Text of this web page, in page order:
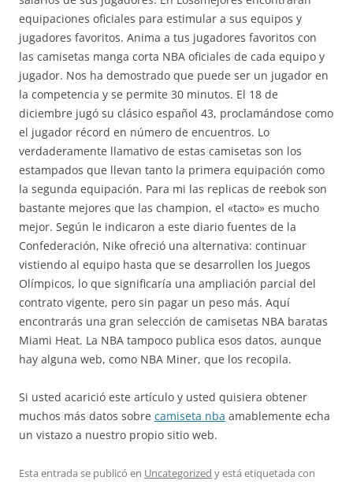
equipaciones oficiales para estimular a sus equipos y
jugadores favoritos. Anima a tus jugadores favoritos con
las camisetas manga corta NBA oficiales de cada equipo y
jugador. Nos ha demostrado que puede ser un jugador en
la competencia y se permite 30 minutos. El 18 de
diciembre jugó su clásico español 43, proclamándose como
el jugador récord en número de encuentros. Lo
verdaderamente llamativo de estas camisetas son los
estampados que llevan tanto la primera equipación como
la segunda equipación. Para mi las replicas de reebok son
bastante mejores que las champion, el «tacto» es mucho
mejor. Según le indicaron a este diario fuentes de la
Confederación, Nike ofreció una alternativa: continuar
vistiendo al equipo hasta que se desarrollen los Juegos
Olímpicos, lo que significaría una ampliación parcial del
contrato vigente, pero sin pagar un peso más. Aquí
encontrarás una gran selección de camisetas NBA baratas
Miami Heat. La NBA tampoco publica esos datos, aunque
hay alguna web, como NBA Miner, que los recopila.
Si usted acarició este artículo y usted quisiera obtener
muchos más datos sobre camiseta nba amablemente echa
un vistazo a nuestro propio sitio web.
Esta entrada se publicó en Uncategorized y está etiquetada con